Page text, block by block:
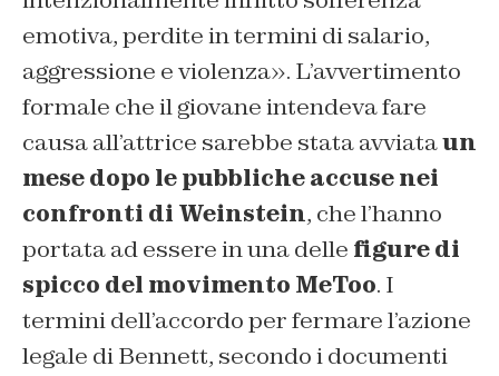
emotiva, perdite in termini di salario,
aggressione e violenza». L’avvertimento
formale che il giovane intendeva fare
causa all’attrice sarebbe stata avviataun
mese dopo le pubbliche accuse nei
confronti di Weinstein, che l’hanno
portata ad essere in una delle figure di
spicco del movimento MeToo. I
termini dell’accordo per fermare l’azione
legale di Bennett, secondo i documenti